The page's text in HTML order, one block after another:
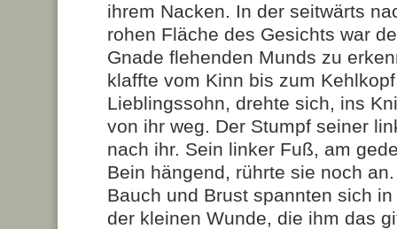
ihrem Nacken. In der seitwärts
rohen Fläche des Gesichts war
Gnade flehenden Munds zu
klaffte vom Kinn bis zum
Lieblingssohn, drehte sich, ins
von ihr weg. Der Stumpf seiner
nach ihr. Sein linker Fuß, am
Bein hängend, rührte sie noch
Bauch und Brust spannten sich
der kleinen Wunde, die ihm das